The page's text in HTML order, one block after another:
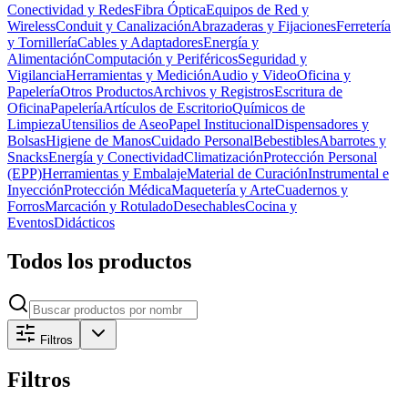
Conectividad y RedesFibra ÓpticaEquipos de Red y
WirelessConduit y CanalizaciónAbrazaderas y FijacionesFerretería
y TornilleríaCables y AdaptadoresEnergía y
AlimentaciónComputación y PeriféricosSeguridad y
VigilanciaHerramientas y MediciónAudio y VideoOficina y
PapeleríaOtros ProductosArchivos y RegistrosEscritura de
OficinaPapeleríaArtículos de EscritorioQuímicos de
LimpiezaUtensilios de AseoPapel InstitucionalDispensadores y
BolsasHigiene de ManosCuidado PersonalBebestiblesAbarrotes y
SnacksEnergía y ConectividadClimatizaciónProtección Personal
(EPP)Herramientas y EmbalajeMaterial de CuraciónInstrumental e
InyecciónProtección MédicaMaquetería y ArteCuadernos y
ForrosMarcación y RotuladoDesechablesCocina y
EventosDidácticos
Todos los productos
Filtros
Filtros